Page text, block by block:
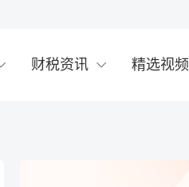
财税资讯 精选视频